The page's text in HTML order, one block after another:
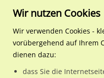
Plakatwerbung
Die Vorteile
Wir nutzen Cookies
Wir verwenden Cookies -
vorübergehend auf Ihrem
dienen dazu:
dass Sie die